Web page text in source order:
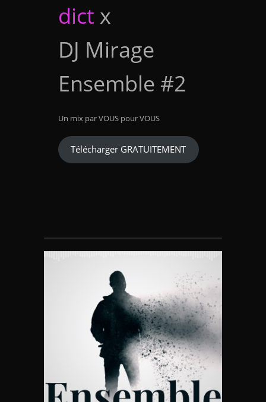
dict x
DJ Mirage
Ensemble #2
Un mix par VOUS pour VOUS
Télécharger GRATUITEMENT